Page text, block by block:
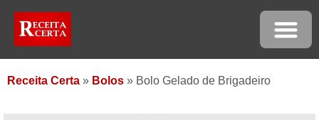
Receita Certa » Bolos » Bolo Gelado de Brigadeiro